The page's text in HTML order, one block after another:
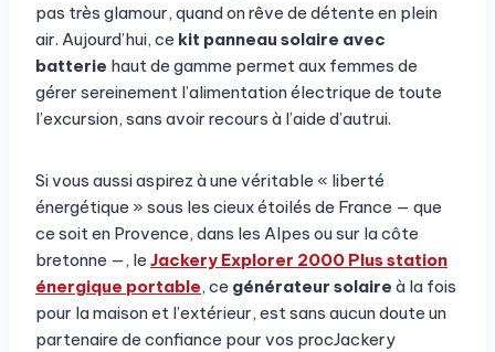
pas très glamour, quand on rêve de détente en plein
air. Aujourd’hui, ce kit panneau solaire avec
batterie haut de gamme permet aux femmes de
gérer sereinement l’alimentation électrique de toute
l’excursion, sans avoir recours à l’aide d’autrui.​
Si vous aussi aspirez à une véritable « liberté
énergétique » sous les cieux étoilés de France — que
ce soit en Provence, dans les Alpes ou sur la côte
bretonne —, le Jackery Explorer 2000 Plus station
énergique portable, ce générateur solaire à la fois
pour la maison et l’extérieur, est sans aucun doute un
partenaire de confiance pour vos procJackery